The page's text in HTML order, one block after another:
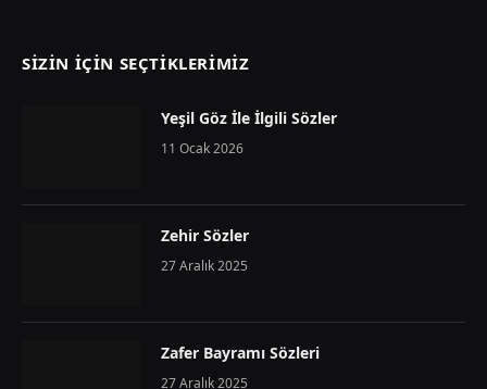
SIZIN İÇIN SEÇTIKLERIMIZ
Yeşil Göz İle İlgili Sözler
11 Ocak 2026
Zehir Sözler
27 Aralık 2025
Zafer Bayramı Sözleri
27 Aralık 2025